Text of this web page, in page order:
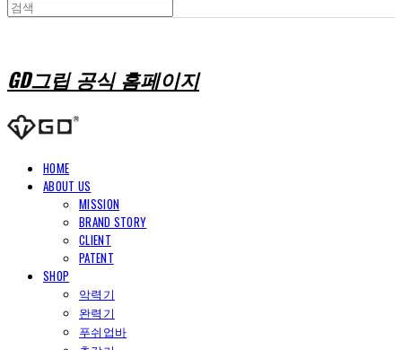
GD그립 공식 홈페이지
HOME
ABOUT US
MISSION
BRAND STORY
CLIENT
PATENT
SHOP
악력기
완력기
푸쉬업바